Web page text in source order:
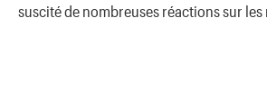
suscité de nombreuses réactions sur les